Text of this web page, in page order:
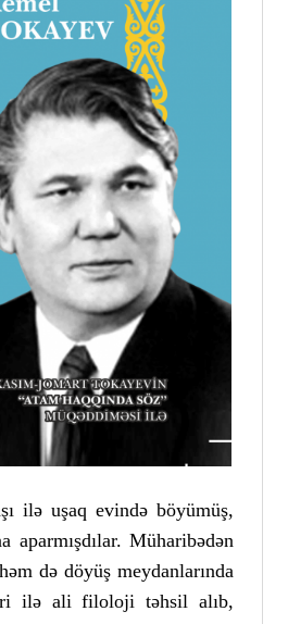
ilə uşaq evində böyümüş,
aparmışdılar. Müharibədən
də döyüş meydanlarında
ilə ali filoloji təhsil alıb,